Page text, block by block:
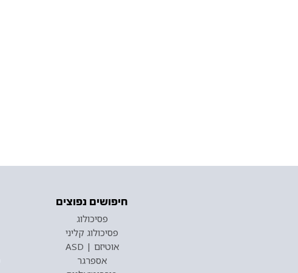
חיפושים נפוצים
פסיכולוג
פסיכולוג קליני
אוטיזם | ASD
אספרגר